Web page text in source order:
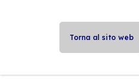
Torna al sito web